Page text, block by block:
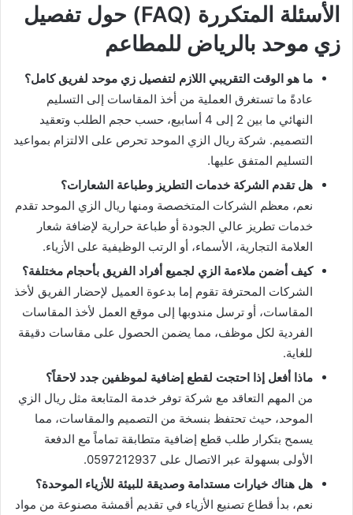
الأسئلة المتكررة (FAQ) حول تفصيل
زي موحد بالرياض للمطاعم
ما هو الوقت التقريبي اللازم لتفصيل زي موحد لفريق كامل؟
عادةً ما تستغرق العملية من أخذ المقاسات إلى التسليم
النهائي ما بين 2 إلى 4 أسابيع، حسب حجم الطلب وتعقيد
التصميم. شركة ريال الزي الموحد تحرص على الالتزام بمواعيد
التسليم المتفق عليها.
هل تقدم الشركة خدمات التطريز وطباعة الشعارات؟
نعم، معظم الشركات المتخصصة ومنها ريال الزي الموحد تقدم
خدمات تطريز عالي الجودة أو طباعة حرارية لإضافة شعار
العلامة التجارية، الأسماء، أو الرتب الوظيفية على الأزياء.
كيف أضمن ملاءمة الزي لجميع أفراد الفريق بأحجام مختلفة؟
الشركات المحترفة تقوم إما بدعوة العميل لإحضار الفريق لأخذ
المقاسات، أو ترسل مندوبها إلى موقع العمل لأخذ المقاسات
الفردية لكل موظف، مما يضمن الحصول على مقاسات دقيقة
للغاية.
ماذا أفعل إذا احتجت لقطع إضافية لموظفين جدد لاحقاً؟
من المهم التعاقد مع شركة توفر خدمة المتابعة مثل ريال الزي
الموحد، حيث تحتفظ بنسخة من التصميم والمقاسات، مما
يسمح بتكرار طلب قطع إضافية متطابقة تماماً مع الدفعة
الأولى بسهولة عبر الاتصال على 0597212937.
هل هناك خيارات مستدامة وصديقة للبيئة للأزياء الموحدة؟
نعم، بدأ قطاع تصنيع الأزياء في تقديم أقمشة مصنوعة من مواد